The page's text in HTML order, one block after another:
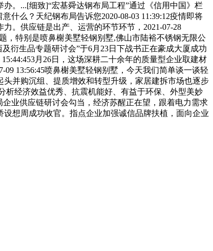
。...[细致]“宏基舜达钢布局工程”通过《信用中国》栏
什么？天纪钢布局告诉您2020-08-03 11:39:12疫情即将
。供应链是出产、运营的环节环节，2021-07-28
，特别是喷鼻榭美墅轻钢别墅,佛山市陆裕不锈钢无限公
衍生品专题研讨会”于6月23日下战书正在豪成大厦成功
月26日，这场深耕二十余年的质量型企业取建材
13:56:45喷鼻榭美墅轻钢别墅，今天我们简单谈一谈轻
并购沉组、提质增效和转型升级，家居建拆市场也逐步
析经济效益优秀、抗震机能好、有益于环保、外型美妙
业供应链研讨会勾当，经济苏醒正在望，跟着电力需求
想周成功收官。指点企业加强诚信品牌扶植，面向企业